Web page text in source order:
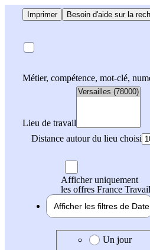
Imprimer Besoin d'aide sur la
Métier, compétence, mot-clé,
Lieu de travail
Distance autour du lieu choisi
Afficher uniquement
les offres France Travail
Afficher les filtres de
Date de création de
Un jour